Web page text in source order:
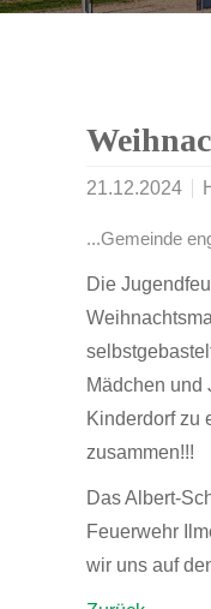
21.12.2024
...Gemeinde
Die
Mädchen und
Kinderdorf zu
zusammen!!!
Das Albert-
Feuerwehr
wir uns auf